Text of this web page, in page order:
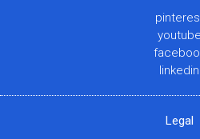
youtube
linkedin
Legal